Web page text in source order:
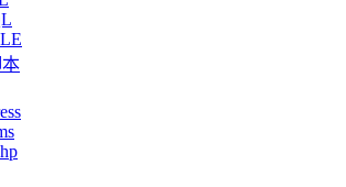
本